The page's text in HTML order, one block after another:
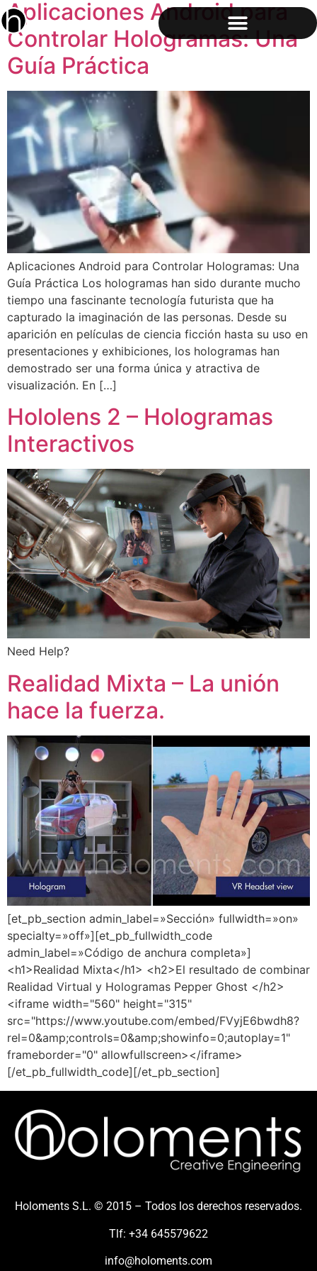
Aplicaciones Android para
Controlar Hologramas: Una
Guía Práctica
Aplicaciones Android para Controlar Hologramas: Una
Guía Práctica Los hologramas han sido durante mucho
tiempo una fascinante tecnología futurista que ha
capturado la imaginación de las personas. Desde su
aparición en películas de ciencia ficción hasta su uso en
presentaciones y exhibiciones, los hologramas han
demostrado ser una forma única y atractiva de
visualización. En […]
Hololens 2 – Hologramas
Interactivos
Need Help?
Realidad Mixta – La unión
hace la fuerza.
[et_pb_section admin_label=»Sección» fullwidth=»on»
specialty=»off»][et_pb_fullwidth_code
admin_label=»Código de anchura completa»]
<h1>Realidad Mixta</h1> <h2>El resultado de combinar
Realidad Virtual y Hologramas Pepper Ghost </h2>
<iframe width="560" height="315"
src="https://www.youtube.com/embed/FVyjE6bwdh8?
rel=0&amp;controls=0&amp;showinfo=0;autoplay=1"
frameborder="0" allowfullscreen></iframe>
[/et_pb_fullwidth_code][/et_pb_section]
Holoments S.L. © 2015 – Todos los derechos reservados.
Tlf: +34 645579622
info@holoments.com